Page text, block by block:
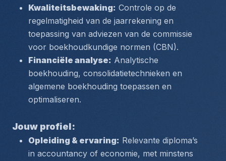
Kwaliteitsbewaking: Controle op de
regelmatigheid van de jaarrekening en
toepassing van adviezen van de commissie
voor boekhoudkundige normen (CBN).
Financiële analyse: Analytische
boekhouding, consolidatietechnieken en
algemene boekhouding toepassen en
optimaliseren.
Jouw profiel:
Opleiding & ervaring: Relevante diploma’s
in accountancy of economie, met minstens